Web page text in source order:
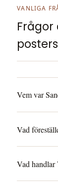
VANLIGA
Vem var
Vad
Vad handlar